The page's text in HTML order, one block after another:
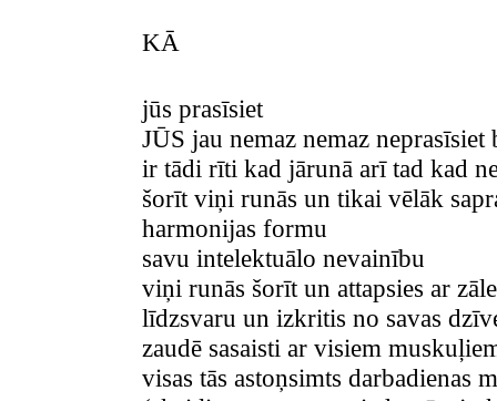
KĀ
jūs prasīsiet
JŪS jau nemaz nemaz
ir tādi rīti kad jārunā arī tad kad
šorīt viņi runās un tikai vēlāk
harmonijas formu
savu intelektuālo nevainību
viņi runās šorīt un attapsies ar
līdzsvaru un izkritis no savas
zaudē sasaisti ar visiem
visas tās astoņsimts darbadienas